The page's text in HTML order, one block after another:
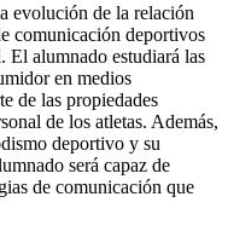
evolución de la relación
comunicación deportivos
El alumnado estudiará las
en medios
de las propiedades
de los atletas. Además,
deportivo y su
será capaz de
de comunicación que